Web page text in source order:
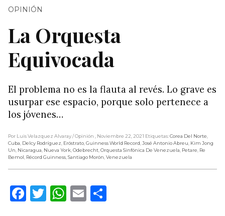
OPINIÓN
La Orquesta
Equivocada
El problema no es la flauta al revés. Lo grave es
usurpar ese espacio, porque solo pertenece a
los jóvenes…
Por Luis Velazquez Alvaray/ Opinión , Noviembre 22, 2021 Etiquetas:Corea Del Norte,
Cuba, Delcy Rodríguez, Eróstrato,Guinness World Record,José Antonio Abreu, Kim Jong
Un, Nicaragua, Nueva York,Odebrecht,Orquesta Sinfónica De Venezuela, Petare, Re
Bemol, Récord Guinness,Santiago Morón,Venezuela
Facebook
Twitter
WhatsApp
Email